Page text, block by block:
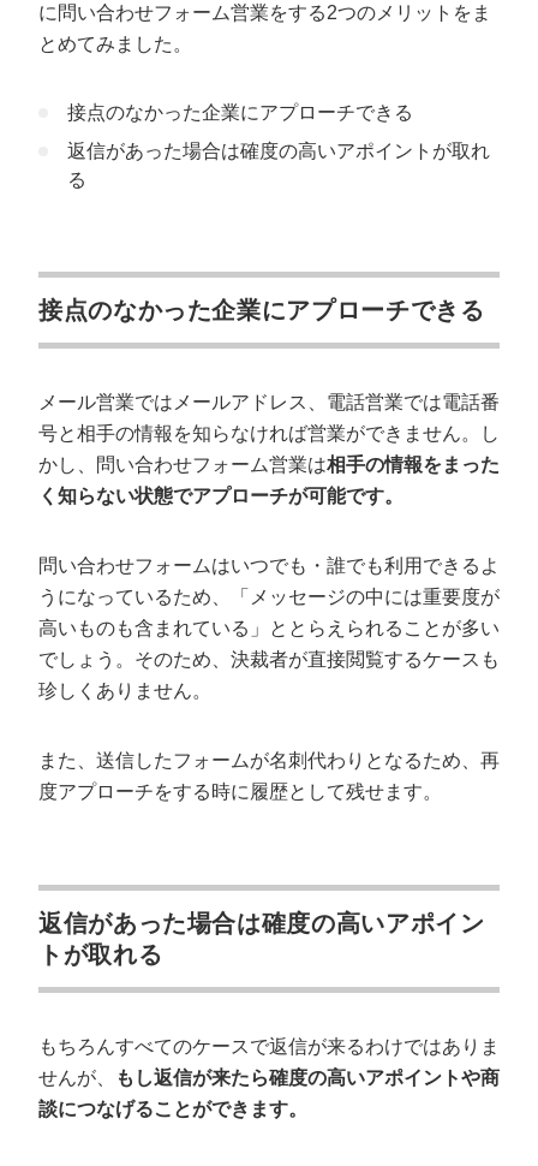
に問い合わせフォーム営業をする2つのメリットをま
とめてみました。
接点のなかった企業にアプローチできる
返信があった場合は確度の高いアポイントが取れ
る
接点のなかった企業にアプローチできる
メール営業ではメールアドレス、電話営業では電話番
号と相手の情報を知らなければ営業ができません。し
かし、問い合わせフォーム営業は相手の情報をまった
く知らない状態でアプローチが可能です。
問い合わせフォームはいつでも・誰でも利用できるよ
うになっているため、「メッセージの中には重要度が
高いものも含まれている」ととらえられることが多い
でしょう。そのため、決裁者が直接閲覧するケースも
珍しくありません。
また、送信したフォームが名刺代わりとなるため、再
度アプローチをする時に履歴として残せます。
返信があった場合は確度の高いアポイン
トが取れる
もちろんすべてのケースで返信が来るわけではありま
せんが、
もし返信が来たら確度の高いアポイントや商
談につなげることができます。